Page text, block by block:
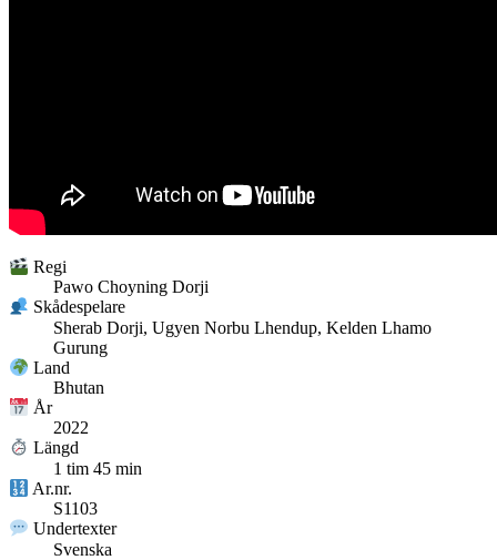
Regi
Pawo Choyning Dorji
Skådespelare
Sherab Dorji, Ugyen Norbu Lhendup, Kelden Lhamo
Gurung
Land
Bhutan
År
2022
Längd
1 tim 45 min
Ar.nr.
S1103
Undertexter
Svenska